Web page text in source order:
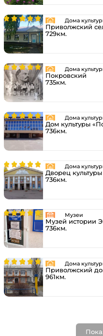
Дома
Приволжский
729км.
Дома
Покровский
735км.
Дома
Дом культуры
736км.
Дома
Дворец
736км.
Музеи
Музей истории
736км.
Дома
Приволжский
961км.